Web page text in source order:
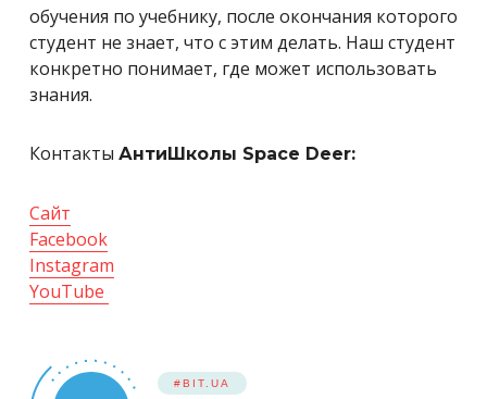
обучения по учебнику, после окончания которого
студент не знает, что с этим делать. Наш студент
конкретно понимает, где может использовать
знания.
Контакты АнтиШколы Space Deer:
Сайт
Facebook
Instagram
YouTube
#BIT.UA